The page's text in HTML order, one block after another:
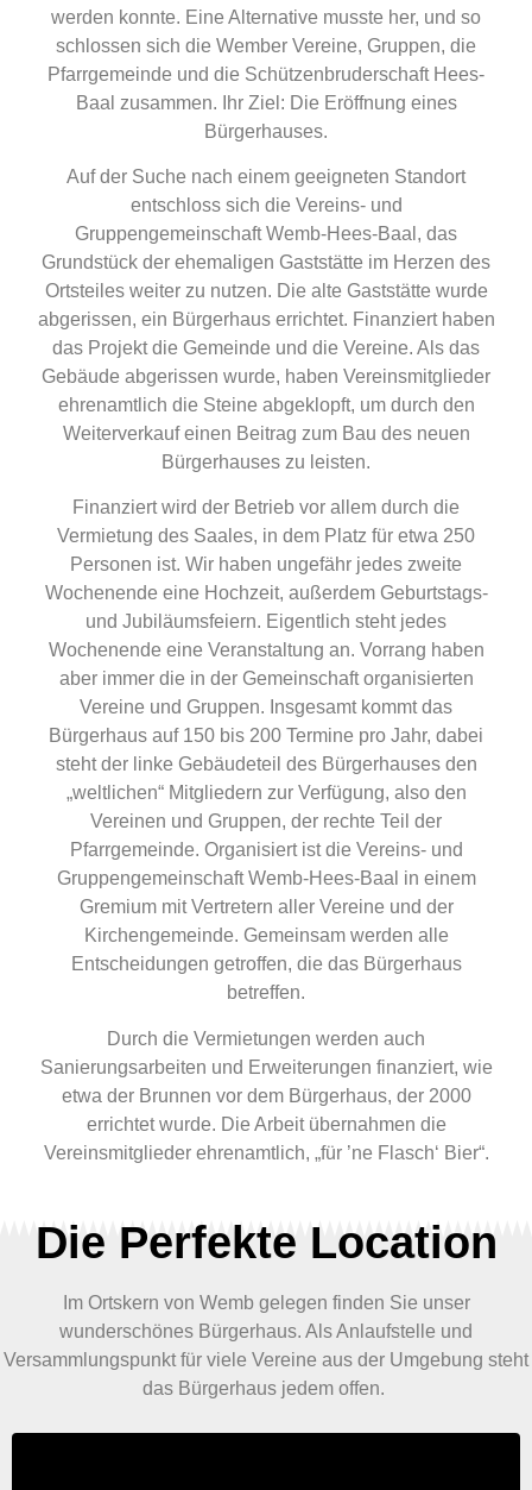
werden konnte. Eine Alternative musste her, und so
schlossen sich die Wember Vereine, Gruppen, die
Pfarrgemeinde und die Schützenbruderschaft Hees-
Baal zusammen. Ihr Ziel: Die Eröffnung eines
Bürgerhauses.
Auf der Suche nach einem geeigneten Standort
entschloss sich die Vereins- und
Gruppengemeinschaft Wemb-Hees-Baal, das
Grundstück der ehemaligen Gaststätte im Herzen des
Ortsteiles weiter zu nutzen. Die alte Gaststätte wurde
abgerissen, ein Bürgerhaus errichtet. Finanziert haben
das Projekt die Gemeinde und die Vereine. Als das
Gebäude abgerissen wurde, haben Vereinsmitglieder
ehrenamtlich die Steine abgeklopft, um durch den
Weiterverkauf einen Beitrag zum Bau des neuen
Bürgerhauses zu leisten.
Finanziert wird der Betrieb vor allem durch die
Vermietung des Saales, in dem Platz für etwa 250
Personen ist. Wir haben ungefähr jedes zweite
Wochenende eine Hochzeit, außerdem Geburtstags-
und Jubiläumsfeiern. Eigentlich steht jedes
Wochenende eine Veranstaltung an. Vorrang haben
aber immer die in der Gemeinschaft organisierten
Vereine und Gruppen. Insgesamt kommt das
Bürgerhaus auf 150 bis 200 Termine pro Jahr, dabei
steht der linke Gebäudeteil des Bürgerhauses den
„weltlichen“ Mitgliedern zur Verfügung, also den
Vereinen und Gruppen, der rechte Teil der
Pfarrgemeinde. Organisiert ist die Vereins- und
Gruppengemeinschaft Wemb-Hees-Baal in einem
Gremium mit Vertretern aller Vereine und der
Kirchengemeinde. Gemeinsam werden alle
Entscheidungen getroffen, die das Bürgerhaus
betreffen.
Durch die Vermietungen werden auch
Sanierungsarbeiten und Erweiterungen finanziert, wie
etwa der Brunnen vor dem Bürgerhaus, der 2000
errichtet wurde. Die Arbeit übernahmen die
Vereinsmitglieder ehrenamtlich, „für ’ne Flasch‘ Bier“.
Die Perfekte Location
Im Ortskern von Wemb gelegen finden Sie unser
wunderschönes Bürgerhaus. Als Anlaufstelle und
Versammlungspunkt für viele Vereine aus der Umgebung steht
das Bürgerhaus jedem offen.